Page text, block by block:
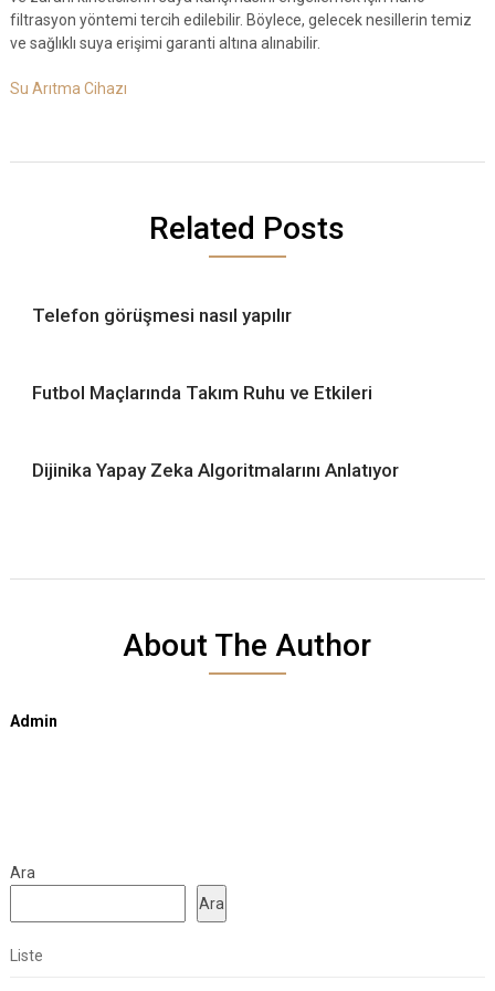
filtrasyon yöntemi tercih edilebilir. Böylece, gelecek nesillerin temiz
ve sağlıklı suya erişimi garanti altına alınabilir.
Su Arıtma Cihazı
Related Posts
Telefon görüşmesi nasıl yapılır
Futbol Maçlarında Takım Ruhu ve Etkileri
Dijinika Yapay Zeka Algoritmalarını Anlatıyor
About The Author
Admin
Ara
Ara
Liste